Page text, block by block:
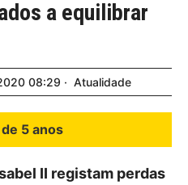
a equilibrar
08:29 Atualidade
5 anos
II registam perdas